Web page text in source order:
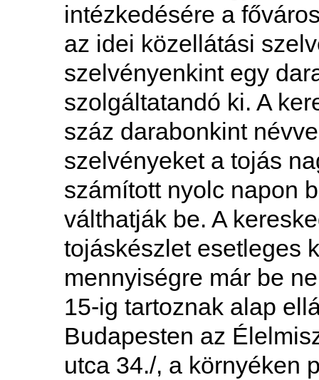
intézkedésére a
az idei közellátási
szelvényenkint egy
szolgáltatandó ki. A
száz darabonkint
szelvényeket a tojás
számított nyolc napon
válthatják be. A
tojáskészlet esetleges
mennyiségre már be
15-ig tartoznak alap
Budapesten az
utca 34./, a környéken